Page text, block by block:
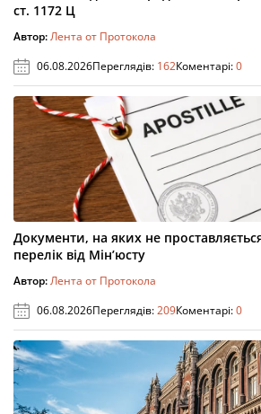
ст. 1172 Ц
Автор:Лента от Протокола
06.08.2026Переглядів: 162Коментарі:0
Документи, на яких не
перелік від Мін’юсту
Автор:Лента от Протокола
06.08.2026Переглядів:209Коментарі:0